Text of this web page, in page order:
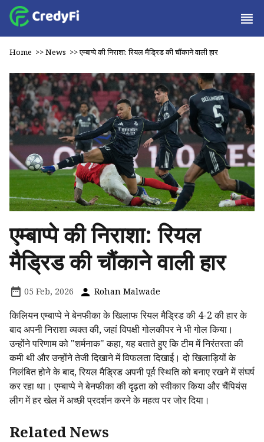
Home >>News >>एम्बाप्पे की निराशा: रियल मैड्रिड की चौंकाने वाली हार
एम्बाप्पे की निराशा: रियल
मैड्रिड की चौंकाने वाली हार
05 Feb, 2026 Rohan Malwade
किलियन एम्बाप्पे ने बेनफीका के खिलाफ रियल मैड्रिड की 4-2 की हार के
बाद अपनी निराशा व्यक्त की, जहां विपक्षी गोलकीपर ने भी गोल किया।
उन्होंने परिणाम को "शर्मनाक" कहा, यह बताते हुए कि टीम में निरंतरता की
कमी थी और उन्होंने तेजी दिखाने में विफलता दिखाई। दो खिलाड़ियों के
निलंबित होने के बाद, रियल मैड्रिड अपनी पूर्व स्थिति को बनाए रखने में संघर्ष
कर रहा था। एम्बाप्पे ने बेनफीका की दृढ़ता को स्वीकार किया और चैंपियंस
लीग में हर खेल में अच्छी प्रदर्शन करने के महत्व पर जोर दिया।
Related News